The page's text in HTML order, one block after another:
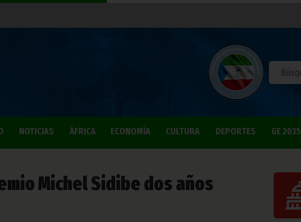
NOTICIAS ÁFRICA ECONOMÍA CULTURA DEPORTES GE 2035
Michel Sidibe dos años